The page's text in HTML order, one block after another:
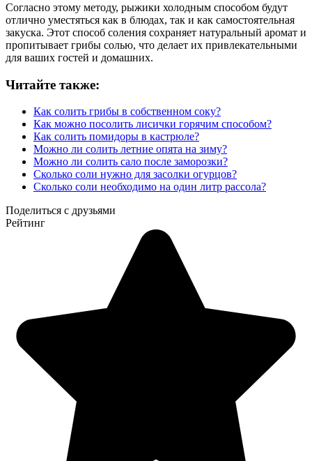
Согласно этому методу, рыжики холодным способом будут
отлично уместяться как в блюдах, так и как самостоятельная
закуска. Этот способ соления сохраняет натуральный аромат и
пропитывает грибы солью, что делает их привлекательными
для ваших гостей и домашних.
Читайте также:
Как солить грибы в собственном соку?
Как можно посолить лисички горячим способом?
Как солить помидоры в кастрюле?
Можно ли солить летние опята на зиму?
Можно ли солить сало после заморозки?
Сколько соли нужно для засолки огурцов?
Сколько соли необходимо на один литр рассола?
Поделиться с друзьями
Рейтинг